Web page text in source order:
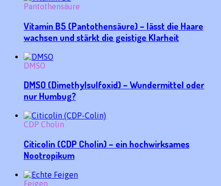
Pantothensäure
Vitamin B5 (Pantothensäure) – lässt die Haare
wachsen und stärkt die geistige Klarheit
DMSO
DMSO (Dimethylsulfoxid) – Wundermittel oder
nur Humbug?
CDP Cholin
Citicolin (CDP Cholin) – ein hochwirksames
Nootropikum
Feigen